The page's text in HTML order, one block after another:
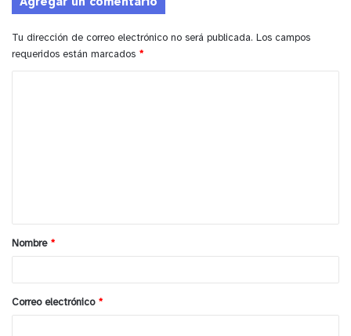
Tu dirección de correo electrónico no será publicada. Los campos
requeridos están marcados *
a
r
*
Nombre *
Correo electrónico *